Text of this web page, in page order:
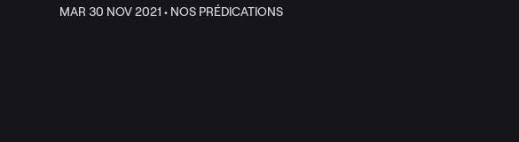
MAR 30 NOV 2021 • NOS PRÉDICATIONS